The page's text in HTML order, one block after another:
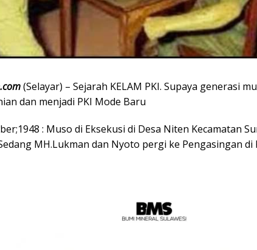
(Selayar) – Sejarah KELAM PKI. Supaya generasi
dan menjadi PKI Mode Baru
: Muso di Eksekusi di Desa Niten Kecamatan
MH.Lukman dan Nyoto pergi ke Pengasingan di